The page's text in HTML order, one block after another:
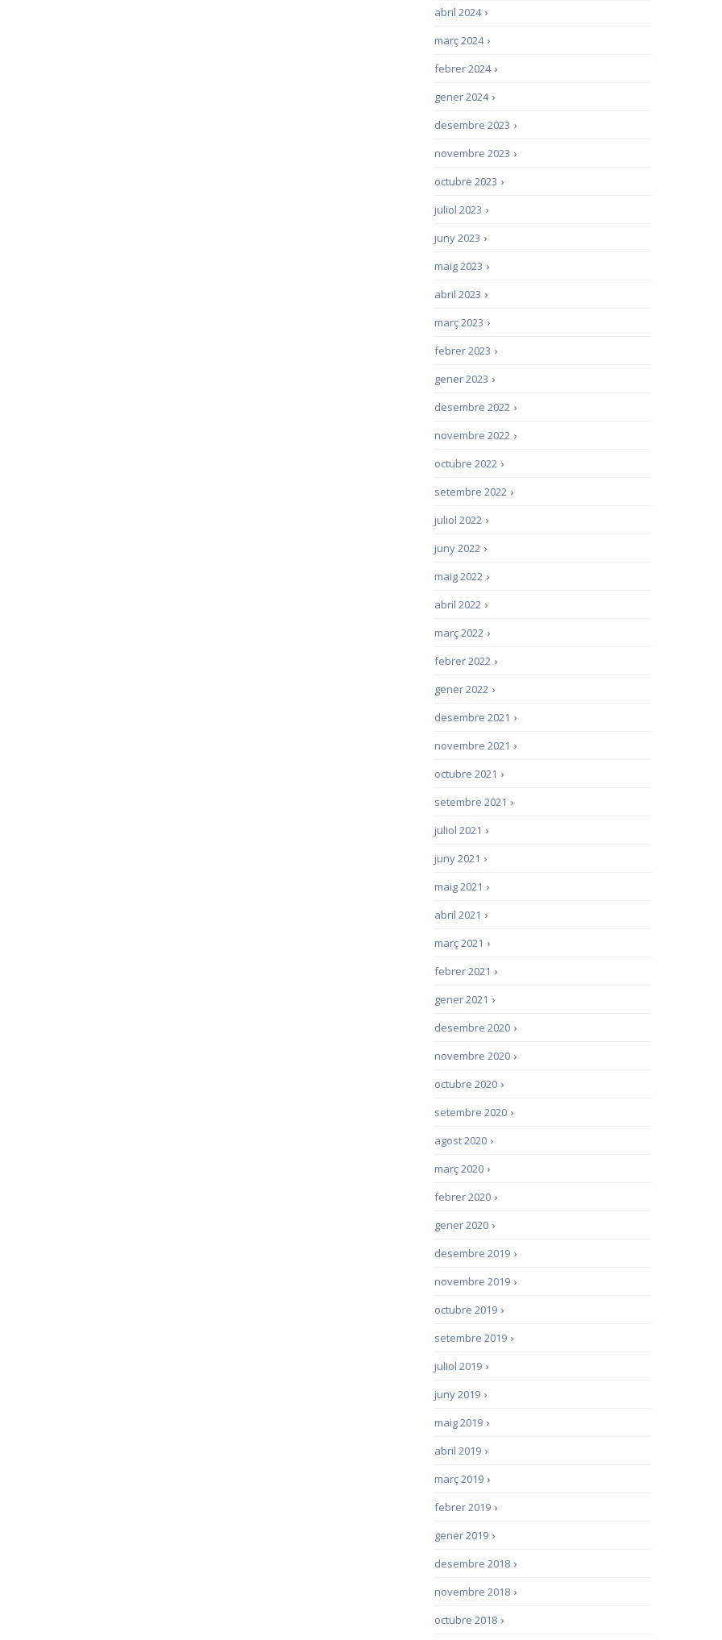
›
abril 2024
›
març 2024
›
febrer 2024
›
gener 2024
›
desembre 2023
›
novembre 2023
›
octubre 2023
›
juliol 2023
›
juny 2023
›
maig 2023
›
abril 2023
›
març 2023
›
febrer 2023
›
gener 2023
›
desembre 2022
›
novembre 2022
›
octubre 2022
›
setembre 2022
›
juliol 2022
›
juny 2022
›
maig 2022
›
abril 2022
›
març 2022
›
febrer 2022
›
gener 2022
›
desembre 2021
›
novembre 2021
›
octubre 2021
›
setembre 2021
›
juliol 2021
›
juny 2021
›
maig 2021
›
abril 2021
›
març 2021
›
febrer 2021
›
gener 2021
›
desembre 2020
›
novembre 2020
›
octubre 2020
›
setembre 2020
›
agost 2020
›
març 2020
›
febrer 2020
›
gener 2020
›
desembre 2019
›
novembre 2019
›
octubre 2019
›
setembre 2019
›
juliol 2019
›
juny 2019
›
maig 2019
›
abril 2019
›
març 2019
›
febrer 2019
›
gener 2019
›
desembre 2018
›
novembre 2018
›
octubre 2018